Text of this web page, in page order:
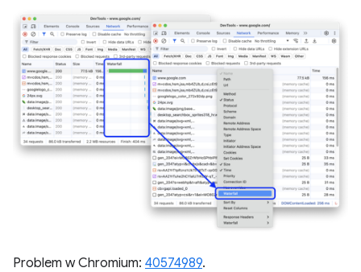
Problem w Chromium: 40574989.